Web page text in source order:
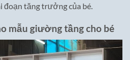
đoạn tăng trưởng của bé.
mẫu giường tầng cho bé